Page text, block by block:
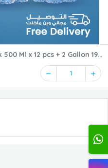
12 pcs + 2 Gallon 19
1